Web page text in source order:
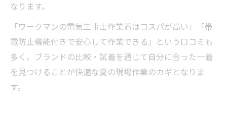
なります。
「ワークマンの電気工事士作業着はコスパが高い」「帯
電防止機能付きで安心して作業できる」という口コミも
多く、ブランドの比較・試着を通じて自分に合った一着
を見つけることが快適な夏の現場作業のカギとなりま
す。